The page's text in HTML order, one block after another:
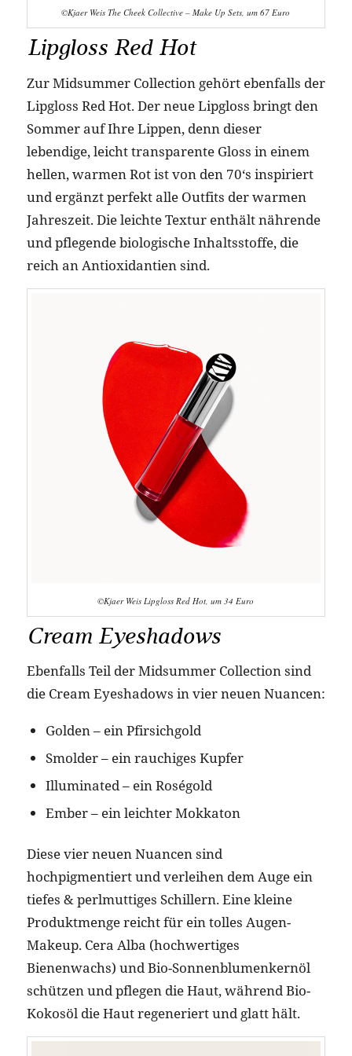
©Kjaer Weis The Cheek Collective – Make Up Sets, um 67 Euro
Lipgloss Red Hot
Zur Midsummer Collection gehört ebenfalls der
Lipgloss Red Hot. Der neue Lipgloss bringt den
Sommer auf Ihre Lippen, denn dieser
lebendige, leicht transparente Gloss in einem
hellen, warmen Rot ist von den 70‘s inspiriert
und ergänzt perfekt alle Outfits der warmen
Jahreszeit. Die leichte Textur enthält nährende
und pflegende biologische Inhaltsstoffe, die
reich an Antioxidantien sind.
©Kjaer Weis Lipgloss Red Hot, um 34 Euro
Cream Eyeshadows
Ebenfalls Teil der Midsummer Collection sind
die Cream Eyeshadows in vier neuen Nuancen:
Golden – ein Pfirsichgold
Smolder – ein rauchiges Kupfer
Illuminated – ein Roségold
Ember – ein leichter Mokkaton
Diese vier neuen Nuancen sind
hochpigmentiert und verleihen dem Auge ein
tiefes & perlmuttiges Schillern. Eine kleine
Produktmenge reicht für ein tolles Augen-
Makeup. Cera Alba (hochwertiges
Bienenwachs) und Bio-Sonnenblumenkernöl
schützen und pflegen die Haut, während Bio-
Kokosöl die Haut regeneriert und glatt hält.